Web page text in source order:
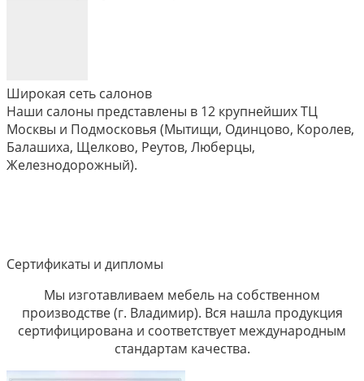
Широкая сеть салонов
Наши салоны представлены в 12 крупнейших ТЦ
Москвы и Подмосковья (Мытищи, Одинцово, Королев,
Балашиха, Щелково, Реутов, Люберцы,
Железнодорожный).
Сертификаты и дипломы
Мы изготавливаем мебель на собственном
производстве (г. Владимир). Вся нашла продукция
сертифицирована и соответствует международным
стандартам качества.